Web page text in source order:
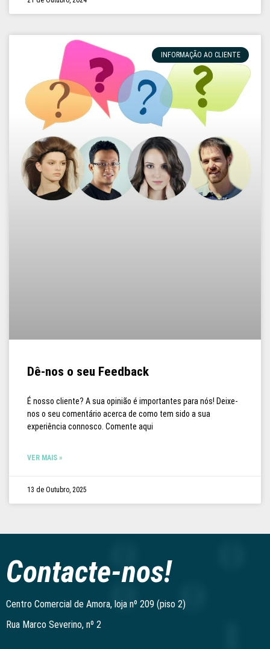
INFORMAÇÃO AO CLIENTE
Dê-nos o seu Feedback
É nosso cliente? A sua opinião é importantes para nós! Deixe-
nos o seu comentário acerca de como tem sido a sua
experiência connosco. Comente aqui
VER MAIS »
13 de Outubro, 2025
Contacte-nos!
Centro Comercial de Amora, loja nº 209 (piso 2)
Rua Marco Severino, nº 2